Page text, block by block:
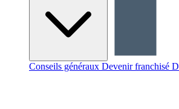
Conseils généraux Devenir franchisé